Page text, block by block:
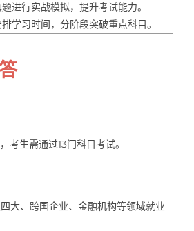
进行实战模拟，提升考试能力。
学习时间，分阶段突破重点科目。
考生需通过13门科目考试。
大、跨国企业、金融机构等领域就业